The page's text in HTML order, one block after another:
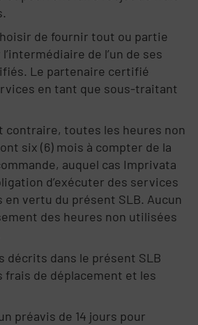
de fournir tout ou partie
de l’un de ses
Le partenaire certifié
en tant que sous-traitant
contraire, toutes les heures non
six (6) mois à compter de la
auquel cas Imprivata
d’exécuter des services
vertu du présent SLB. Aucun
des heures non utilisées
décrits dans le présent SLB
frais de déplacement et les
préavis de 14 jours pour